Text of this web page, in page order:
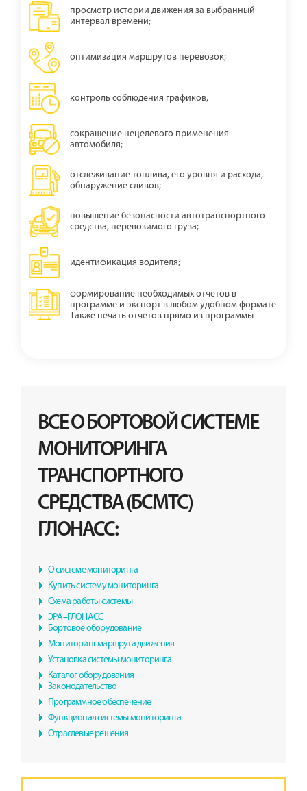
просмотр истории движения за выбранный
интервал времени;
оптимизация маршрутов перевозок;
контроль соблюдения графиков;
сокращение нецелевого применения
автомобиля;
отслеживание топлива, его уровня и расхода,
обнаружение сливов;
повышение безопасности автотранспортного
средства, перевозимого груза;
идентификация водителя;
формирование необходимых отчетов в
программе и экспорт в любом удобном формате.
Также печать отчетов прямо из программы.
ВСЕ О БОРТОВОЙ СИСТЕМЕ
МОНИТОРИНГА
ТРАНСПОРТНОГО
СРЕДСТВА (БСМТС)
ГЛОНАСС:
О системе мониторинга
Купить систему мониторинга
Схема работы системы
ЭРА–ГЛОНАСС
Бортовое оборудование
Мониторинг маршрута движения
Установка системы мониторинга
Каталог оборудования
Законодательство
Программное обеспечение
Функционал системы мониторинга
Отраслевые решения